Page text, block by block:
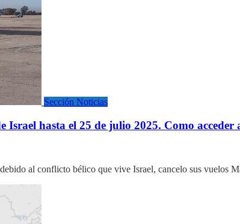
Sección Noticias
hasta el 25 de julio 2025. Como acceder
al conflicto bélico que vive Israel, cancelo sus